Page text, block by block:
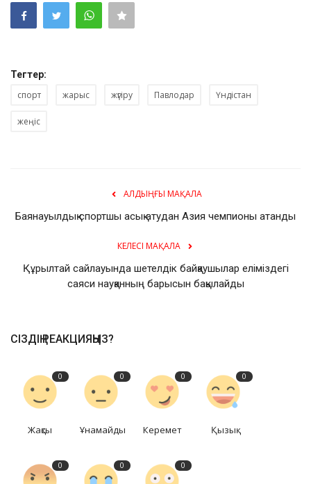
Тегтер:
спорт жарыс жүгіру Павлодар Үндістан
жеңіс
АЛДЫҢҒЫ МАҚАЛА
Баянауылдық спортшы асық атудан Азия чемпионы атанды
КЕЛЕСІ МАҚАЛА
Құрылтай сайлауында шетелдік байқаушылар еліміздегі
саяси науқанның барысын бақылайды
СІЗДІҢ РЕАКЦИЯҢЫЗ?
0
Жақсы
0
Ұнамайды
0
Керемет
0
Қызық
0 0 0